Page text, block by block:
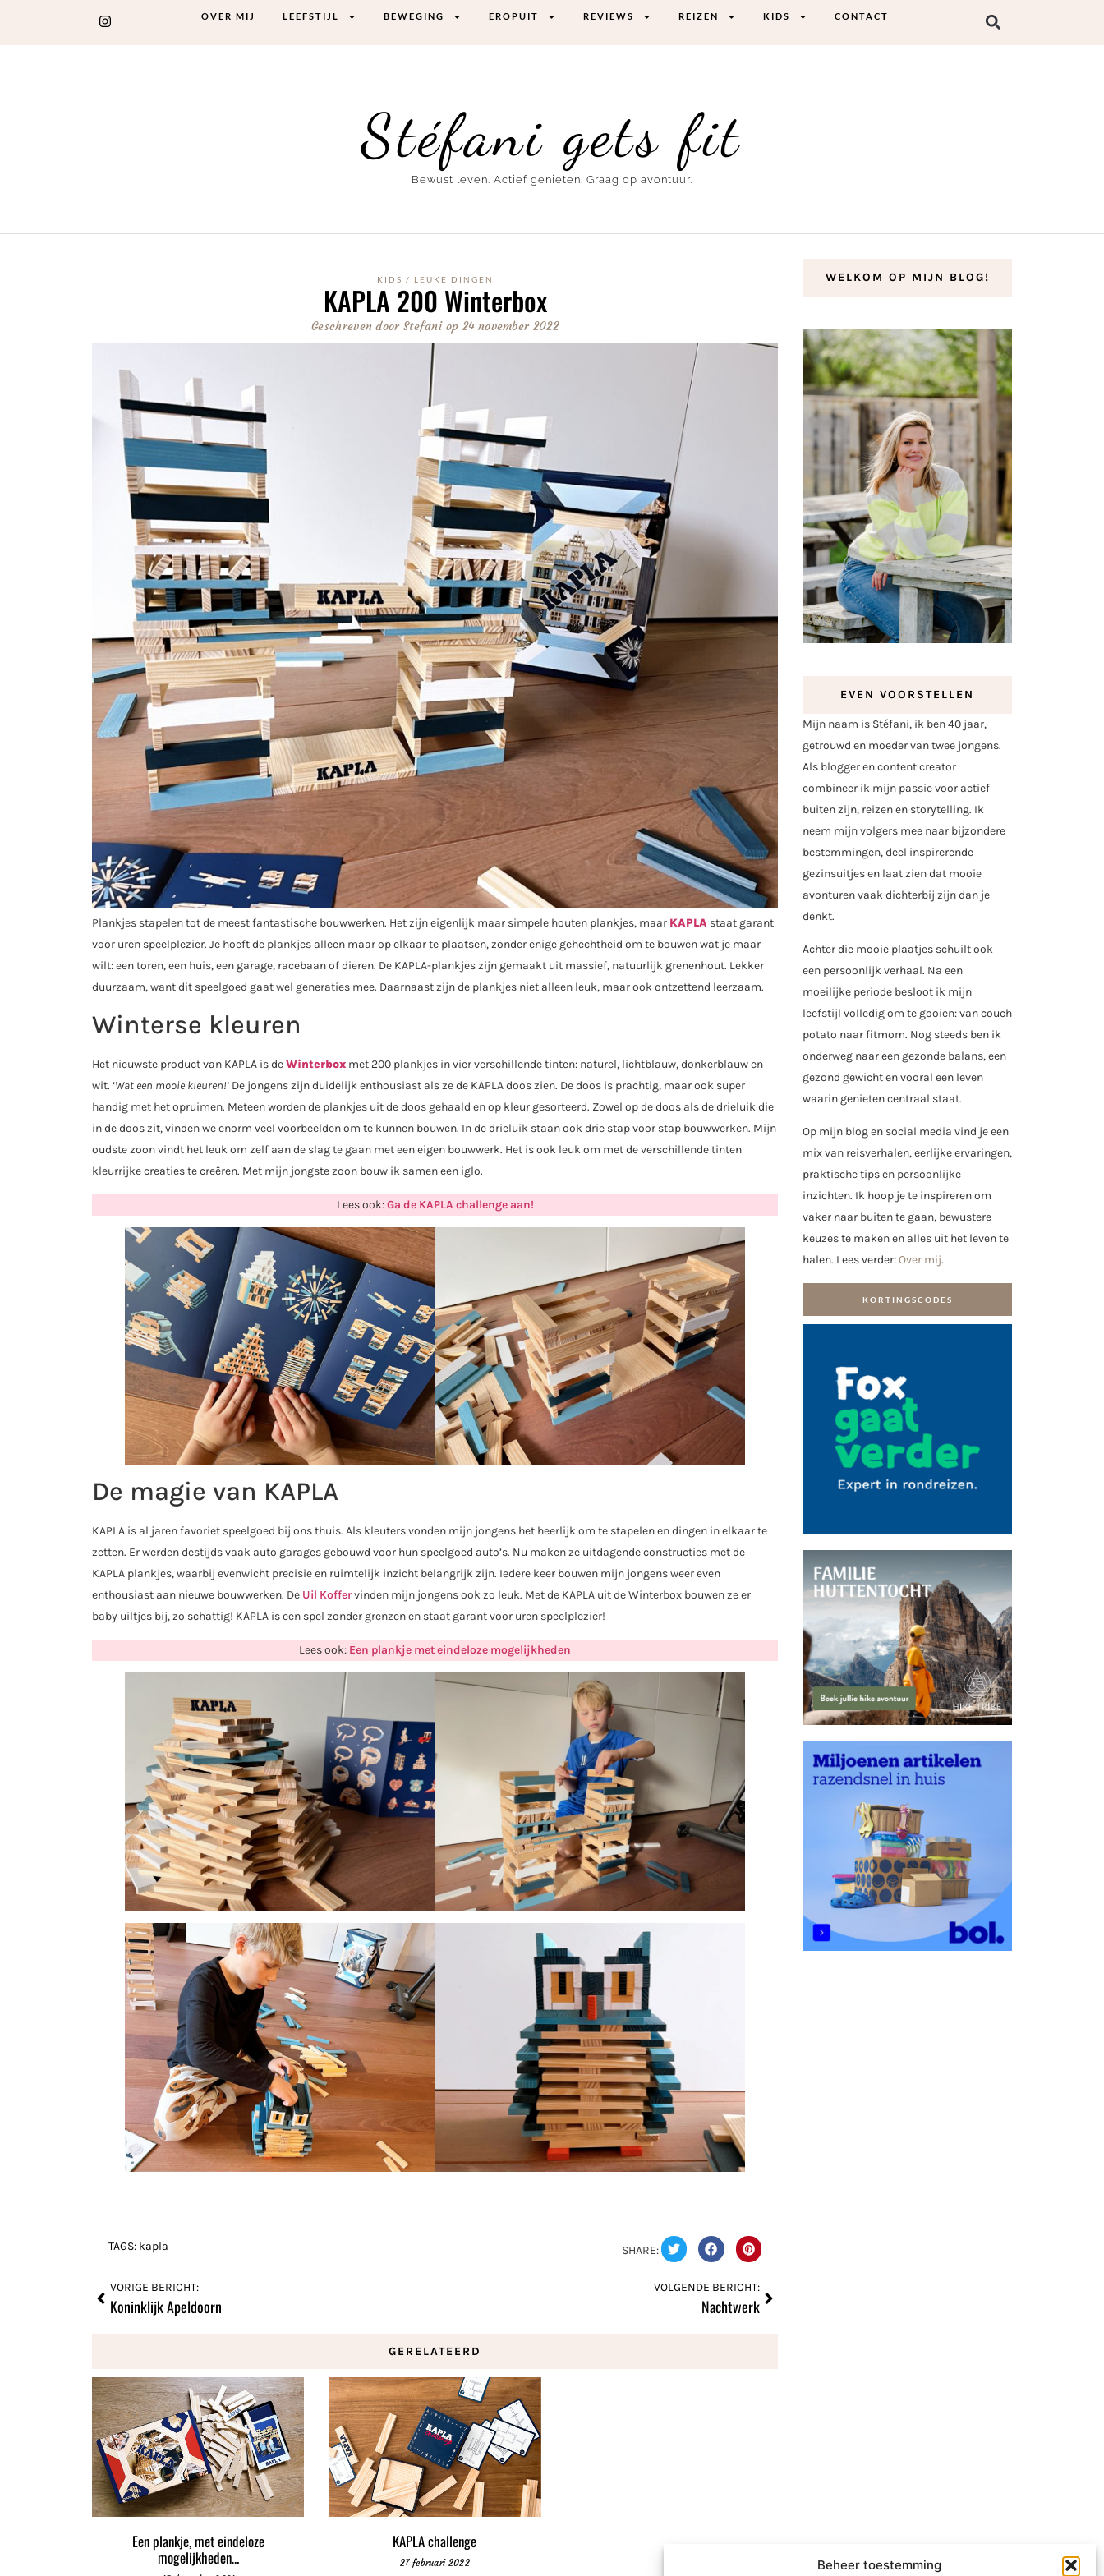
Beheer toestemming
OVER MIJ LEEFSTIJL BEWEGING EROPUIT REVIEWS REIZEN KIDS CONTACT
Stéfani gets fit
Bewust leven. Actief genieten. Graag op avontuur.
KIDS / LEUKE DINGEN
KAPLA 200 Winterbox
Geschreven doorStefani op 24 november 2022
Plankjes stapelen tot de meest fantastische bouwwerken. Het zijn eigenlijk maar simpele houten plankjes, maar KAPLA staat garant
voor uren speelplezier. Je hoeft de plankjes alleen maar op elkaar te plaatsen, zonder enige gehechtheid om te bouwen wat je maar
wilt: een toren, een huis, een garage, racebaan of dieren. De KAPLA-plankjes zijn gemaakt uit massief, natuurlijk grenenhout. Lekker
duurzaam, want dit speelgoed gaat wel generaties mee. Daarnaast zijn de plankjes niet alleen leuk, maar ook ontzettend leerzaam.
Winterse kleuren
Het nieuwste product van KAPLA is deWinterbox met 200 plankjes in vier verschillende tinten: naturel, lichtblauw, donkerblauw en
wit. ‘Wat een mooie kleuren!’ De jongens zijn duidelijk enthousiast als ze de KAPLA doos zien. De doos is prachtig, maar ook super
handig met het opruimen. Meteen worden de plankjes uit de doos gehaald en op kleur gesorteerd. Zowel op de doos als de drieluik die
in de doos zit, vinden we enorm veel voorbeelden om te kunnen bouwen. In de drieluik staan ook drie stap voor stap bouwwerken. Mijn
oudste zoon vindt het leuk om zelf aan de slag te gaan met een eigen bouwwerk. Het is ook leuk om met de verschillende tinten
kleurrijke creaties te creëren. Met mijn jongste zoon bouw ik samen een iglo.
Lees ook:Ga de KAPLA challenge aan!
De magie van KAPLA
KAPLA is al jaren favoriet speelgoed bij ons thuis. Als kleuters vonden mijn jongens het heerlijk om te stapelen en dingen in elkaar te
zetten. Er werden destijds vaak auto garages gebouwd voor hun speelgoed auto’s. Nu maken ze uitdagende constructies met de
KAPLA plankjes, waarbij evenwicht precisie en ruimtelijk inzicht belangrijk zijn. Iedere keer bouwen mijn jongens weer even
enthousiast aan nieuwe bouwwerken. De Uil Koffervinden mijn jongens ook zo leuk. Met de KAPLA uit de Winterbox bouwen ze er
baby uiltjes bij, zo schattig! KAPLA is een spel zonder grenzen en staat garant voor uren speelplezier!
Lees ook: Een plankje met eindeloze mogelijkheden
TAGS: kapla SHARE:
VORIGE BERICHT:
Koninklijk Apeldoorn
VOLGENDE BERICHT:
Nachtwerk
GERELATEERD
Een plankje, met eindeloze
mogelijkheden…
KAPLA challenge
27 februari 2022
WELKOM OP MIJN BLOG!
EVEN VOORSTELLEN
Mijn naam is Stéfani, ik ben 40 jaar,
getrouwd en moeder van twee jongens.
Als blogger en content creator
combineer ik mijn passie voor actief
buiten zijn, reizen en storytelling. Ik
neem mijn volgers mee naar bijzondere
bestemmingen, deel inspirerende
gezinsuitjes en laat zien dat mooie
avonturen vaak dichterbij zijn dan je
denkt.
Achter die mooie plaatjes schuilt ook
een persoonlijk verhaal. Na een
moeilijke periode besloot ik mijn
leefstijl volledig om te gooien: van couch
potato naar fitmom. Nog steeds ben ik
onderweg naar een gezonde balans, een
gezond gewicht en vooral een leven
waarin genieten centraal staat.
Op mijn blog en social media vind je een
mix van reisverhalen, eerlijke ervaringen,
praktische tips en persoonlijke
inzichten. Ik hoop je te inspireren om
vaker naar buiten te gaan, bewustere
keuzes te maken en alles uit het leven te
halen. Lees verder:Over mij.
KORTINGSCODES